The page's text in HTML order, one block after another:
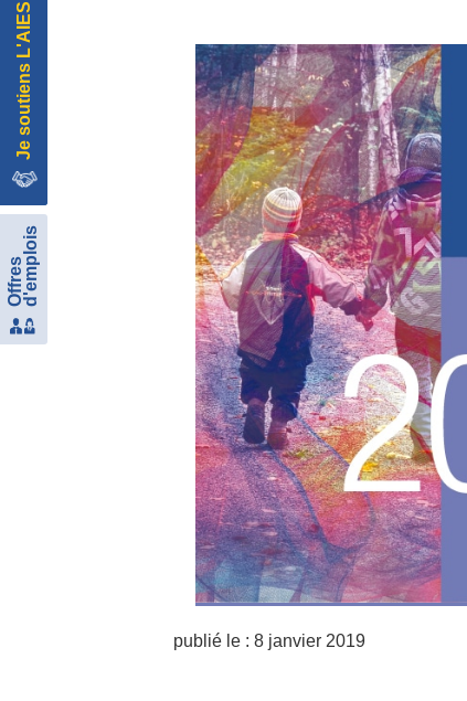
publié le : 8 janvier 2019
Je soutiens L'AIES
Je soutiens L'AIES
Offresd'emplois